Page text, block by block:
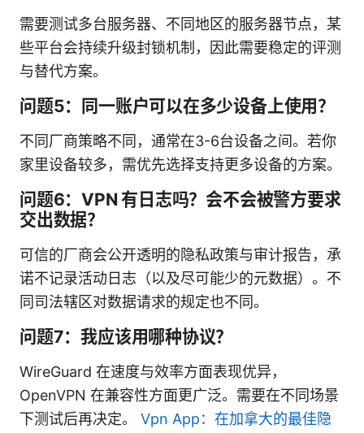
需要测试多台服务器、不同地区的服务器节点，某
些平台会持续升级封锁机制，因此需要稳定的评测
与替代方案。
问题5：同一账户可以在多少设备上使用？
不同厂商策略不同，通常在3-6台设备之间。若你
家里设备较多，需优先选择支持更多设备的方案。
问题6：VPN 有日志吗？会不会被警方要求
交出数据？
可信的厂商会公开透明的隐私政策与审计报告，承
诺不记录活动日志（以及尽可能少的元数据）。不
同司法辖区对数据请求的规定也不同。
问题7：我应该用哪种协议？
WireGuard 在速度与效率方面表现优异，
OpenVPN 在兼容性方面更广泛。需要在不同场景
下测试后再决定。 Vpn App：在加拿大的最佳隐